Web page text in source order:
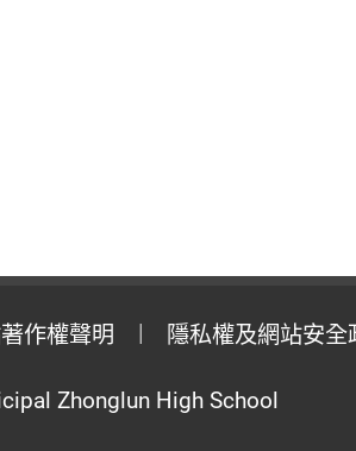
作權聲明 隱私權及網站安全
Zhonglun High School